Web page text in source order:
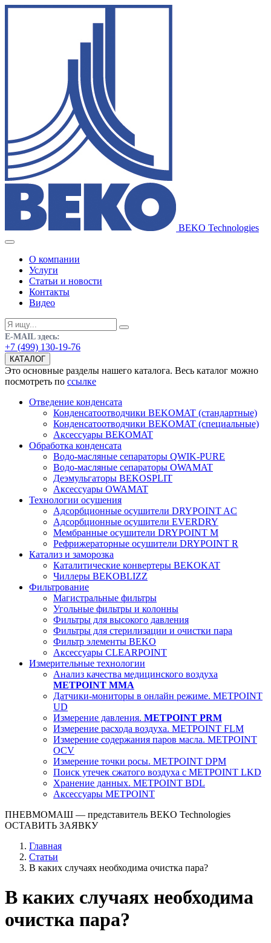
BEKO Technologies
О компании
Услуги
Статьи и новости
Контакты
Видео
E-MAIL здесь:
+7 (499) 130-19-76
КАТАЛОГ
Это основные разделы нашего каталога. Весь каталог можно
посмотреть по ссылке
Отведение конденсата
Конденсатоотводчики BEKOMAT (стандартные)
Конденсатоотводчики BEKOMAT (специальные)
Аксессуары BEKOMAT
Обработка конденсата
Водо-масляные сепараторы QWIK-PURE
Водо-масляные сепараторы OWAMAT
Деэмульгаторы BEKOSPLIT
Аксессуары OWAMAT
Технологии осушения
Адсорбционные осушители DRYPOINT AC
Адсорбционные осушители EVERDRY
Мембранные осушители DRYPOINT M
Рефрижераторные осушители DRYPOINT R
Катализ и заморозка
Каталитические конвертеры BEKOKAT
Чиллеры BEKOBLIZZ
Фильтрование
Магистральные фильтры
Угольные фильтры и колонны
Фильтры для высокого давления
Фильтры для стерилизации и очистки пара
Фильтр элементы BEKO
Аксессуары CLEARPOINT
Измерительные технологии
Анализ качества медицинского воздуха
METPOINT MMA
Датчики-мониторы в онлайн режиме. METPOINT
UD
Измерение давления. METPOINT PRM
Измерение расхода воздуха. METPOINT FLM
Измерение содержания паров масла. METPOINT
OCV
Измерение точки росы. METPOINT DPM
Поиск утечек сжатого воздуха с METPOINT LKD
Хранение данных. METPOINT BDL
Аксессуары METPOINT
ПНЕВМОМАШ — представитель BEKO Technologies
ОСТАВИТЬ ЗАЯВКУ
Главная
Статьи
В каких случаях необходима очистка пара?
В каких случаях необходима
очистка пара?